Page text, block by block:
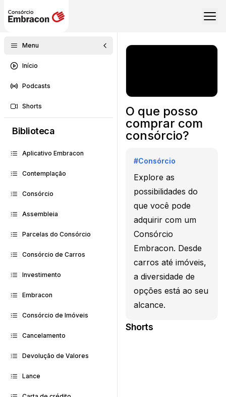
Menu
Início
Podcasts
Shorts
Biblioteca
Aplicativo Embracon
Contemplação
Consórcio
Assembleia
Parcelas do Consórcio
Consórcio de Carros
Investimento
Embracon
Consórcio de Imóveis
Cancelamento
Devolução de Valores
Lance
O que posso
comprar com
consórcio?
#Consórcio
Explore as
possibilidades do
que você pode
adquirir com um
Consórcio
Embracon. Desde
carros até imóveis,
a diversidade de
opções está ao seu
alcance.
Shorts